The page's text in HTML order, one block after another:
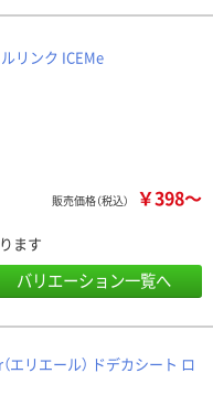
リンク ICEMe
販売価格（税込） ￥398～
ます
バリエーション一覧へ
エリエール） ドデカシート ロ